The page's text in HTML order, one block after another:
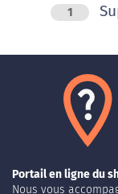
1
Portail en ligne du
Nous vous